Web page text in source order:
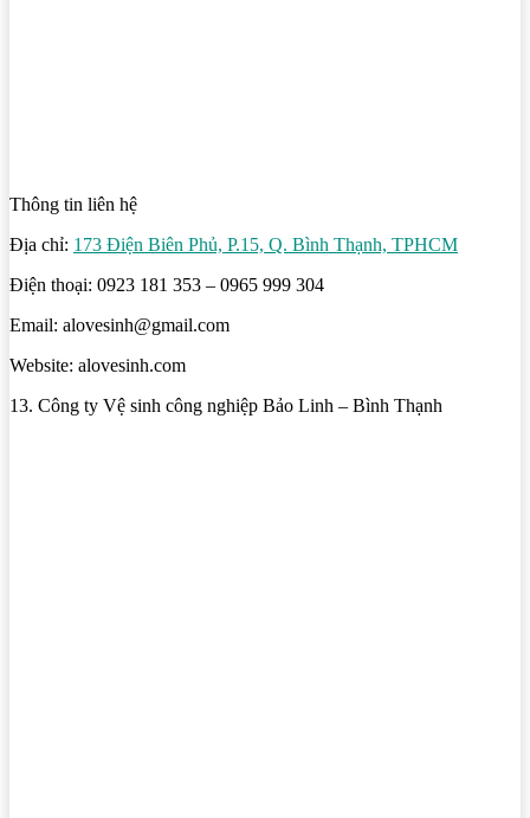
Thông tin liên hệ
Địa chỉ: 173 Điện Biên Phủ, P.15, Q. Bình Thạnh, TPHCM
Điện thoại: 0923 181 353 – 0965 999 304
Email: alovesinh@gmail.com
Website: alovesinh.com
13. Công ty Vệ sinh công nghiệp Bảo Linh – Bình Thạnh